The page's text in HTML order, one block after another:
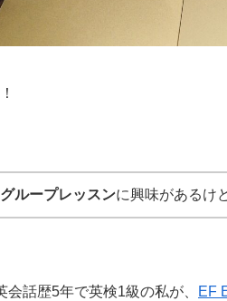
グループレッスンに興味があるけ
話歴5年で英検1級の私が、 EF